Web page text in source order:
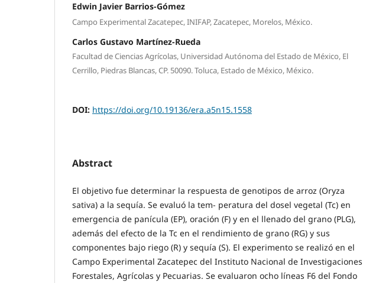
Edwin Javier Barrios-Gómez
Campo Experimental Zacatepec, INIFAP, Zacatepec, Morelos, México.
Carlos Gustavo Martínez-Rueda
Facultad de Ciencias Agrícolas, Universidad Autónoma del Estado de México, El
Cerrillo, Piedras Blancas, CP. 50090. Toluca, Estado de México, México.
DOI: https://doi.org/10.19136/era.a5n15.1558
Abstract
El objetivo fue determinar la respuesta de genotipos de arroz (Oryza
sativa) a la sequía. Se evaluó la tem- peratura del dosel vegetal (Tc) en
emergencia de panícula (EP), oración (F) y en el llenado del grano (PLG),
además del efecto de la Tc en el rendimiento de grano (RG) y sus
componentes bajo riego (R) y sequía (S). El experimento se realizó en el
Campo Experimental Zacatepec del Instituto Nacional de Investigaciones
Forestales, Agrícolas y Pecuarias. Se evaluaron ocho líneas F6 del Fondo